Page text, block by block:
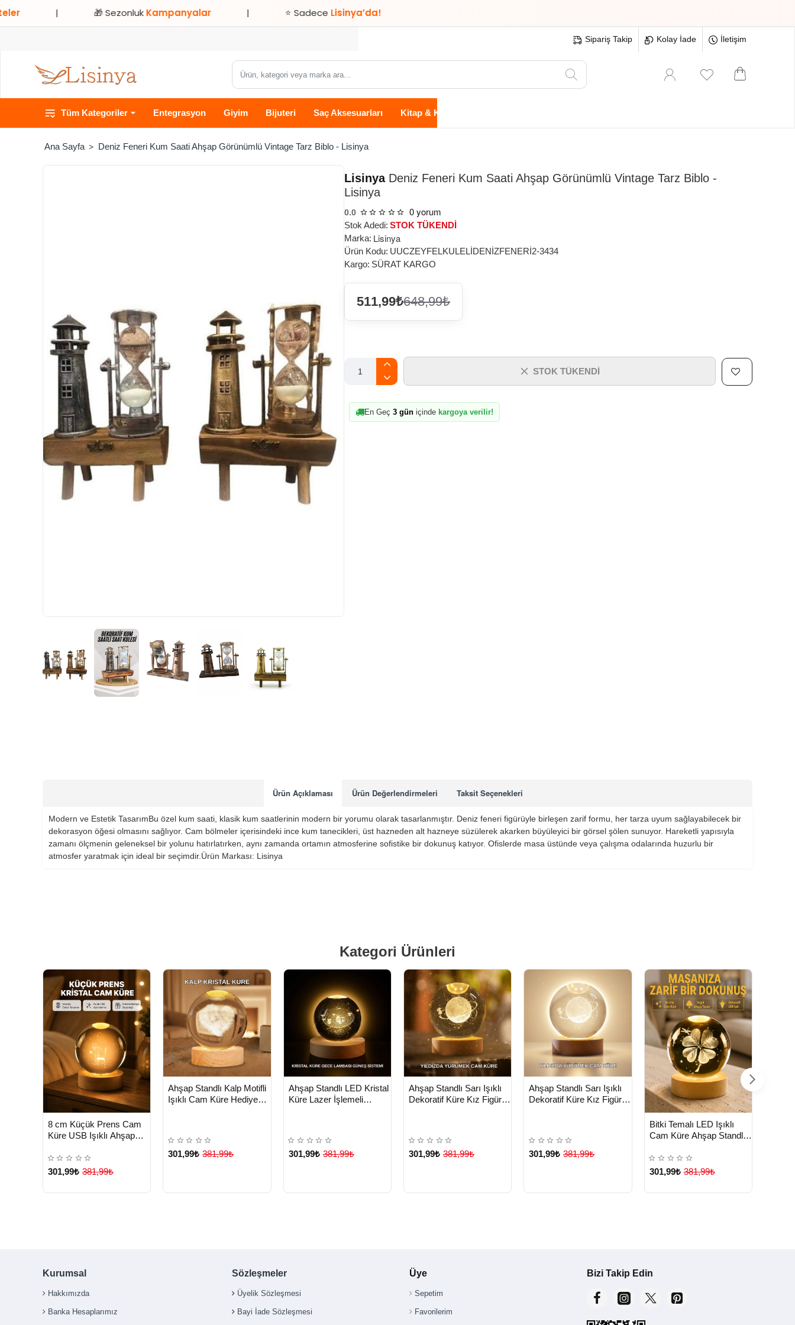
| 🎁 SezonlukKampanyalar | ⭐ Sadece Lisinya’da!
Sipariş Takip Kolay İade İletişim
Ürün,
marka
ara...
Tüm Kategoriler Entegrasyon Giyim Bijuteri Saç Aksesuarları Kitap & Kırtasiye
Deniz Feneri Kum Saati Ahşap Görünümlü Vintage Tarz Biblo - Lisinya
LisinyaDeniz Feneri Kum Saati Ahşap Görünümlü Vintage Tarz Biblo -
Lisinya
0.0 0 yorum
Stok Adedi: STOK TÜKENDİ
Marka: Lisinya
Ürün Kodu: UUCZEYFELKULELİDENİZFENERİ2-3434
Kargo: SÜRAT KARGO
511,99₺648,99₺
STOK TÜKENDİ
En Geç 3 gün içinde kargoya verilir!
Ürün Açıklaması Ürün Değerlendirmeleri Taksit Seçenekleri
Modern ve Estetik TasarımBu özel kum saati, klasik kum saatlerinin modern bir yorumu olarak tasarlanmıştır. Deniz feneri figürüyle birleşen zarif formu, her tarza uyum sağlayabilecek bir
dekorasyon öğesi olmasını sağlıyor. Cam bölmeler içerisindeki ince kum tanecikleri, üst hazneden alt hazneye süzülerek akarken büyüleyici bir görsel şölen sunuyor. Hareketli yapısıyla
zamanı ölçmenin geleneksel bir yolunu hatırlatırken, aynı zamanda ortamın atmosferine sofistike bir dokunuş katıyor. Ofislerde masa üstünde veya çalışma odalarında huzurlu bir
atmosfer yaratmak için ideal bir seçimdir.Ürün Markası: Lisinya
Kategori Ürünleri
TESLİMAT
8 cm Küçük Prens Cam
Küre USB Işıklı Ahşap
301,99₺ 381,99₺
TESLİMAT
Yeni Ürün
Ahşap Standlı Kalp Motifli
Işıklı Cam Küre Hediye
301,99₺ 381,99₺
TESLİMAT
Yeni Ürün
Ahşap Standlı LED Kristal
Küre Lazer İşlemeli
301,99₺ 381,99₺
TESLİMAT
Yeni Ürün
Ahşap Standlı Sarı Işıklı
Dekoratif Küre Kız Figürü
301,99₺ 381,99₺
TESLİMAT
Yeni Ürün
Ahşap Standlı Sarı Işıklı
Dekoratif Küre Kız Figürü
301,99₺ 381,99₺
TESLİMAT
Bitki Temalı LED Işıklı
Cam Küre Ahşap Standlı
Lisinya
301,99₺ 381,99₺
Kurumsal
Hakkımızda
Banka Hesaplarımız
Sözleşmeler
Üyelik Sözleşmesi
Bayi İade Sözleşmesi
Üye
Sepetim
Favorilerim
Bizi Takip Edin